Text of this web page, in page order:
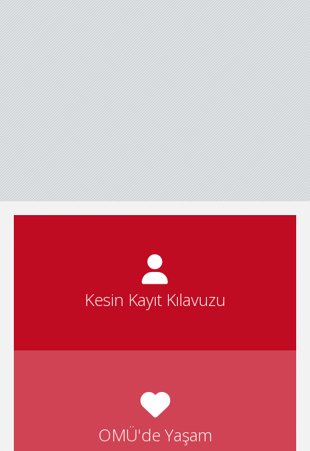
2026-2027 Kesin Kayıt Kılavuzu'na ulaşmak için tıklayınız
Kesin Kayıt Kılavuzu
OMÜ'de Barınma, Ulaşım, Beslenme, Spor, Sosyal
Yaşam hakkında bilgi için tıklayınız
OMÜ'de Yaşam